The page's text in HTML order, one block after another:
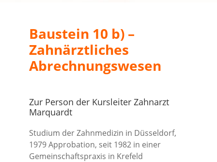
Baustein 10 b) –
Zahnärztliches
Abrechnungswesen
Zur Person der Kursleiter Zahnarzt
Marquardt
Studium der Zahnmedizin in Düsseldorf,
1979 Approbation, seit 1982 in einer
Gemeinschaftspraxis in Krefeld